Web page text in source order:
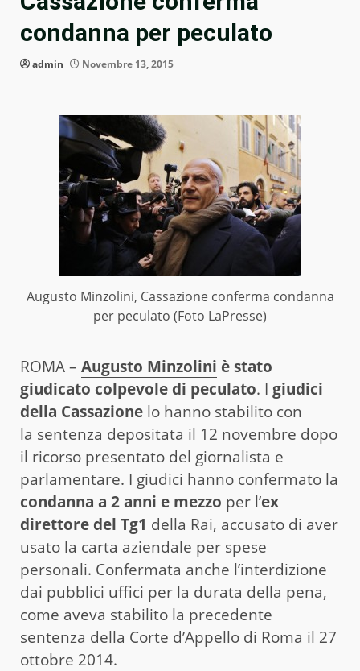
condanna per peculato
admin Novembre 13, 2015
Augusto Minzolini, Cassazione conferma condanna
per peculato (Foto LaPresse)
ROMA – Augusto Minzolini è stato
giudicato colpevole di peculato. I giudici
della Cassazione lo hanno stabilito con
la sentenza depositata il 12 novembre dopo
il ricorso presentato del giornalista e
parlamentare. I giudici hanno confermato la
condanna a 2 anni e mezzo per l’ex
direttore del Tg1 della Rai, accusato di aver
usato la carta aziendale per spese
personali. Confermata anche l’interdizione
dai pubblici uffici per la durata della pena,
come aveva stabilito la precedente
sentenza della Corte d’Appello di Roma il 27
ottobre 2014.